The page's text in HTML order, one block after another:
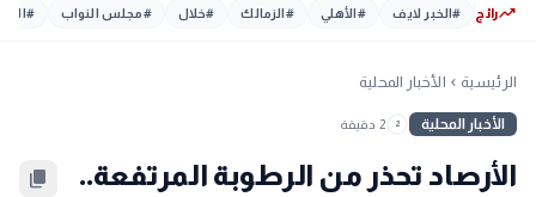
trending_upرائج #الخبر لايف #الأهلي #الزمالك #خلال #مجلس النواب #
الرئيسية chevron_left الأخبار المحلية
الأخبار المحلية 2 2 دقيقة
الأرصاد تحذر من الرطوبة المرتفعة..
content_copy